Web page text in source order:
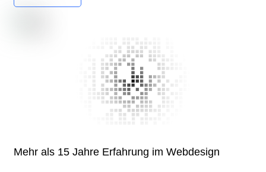
Mehr als 15 Jahre Erfahrung im Webdesign